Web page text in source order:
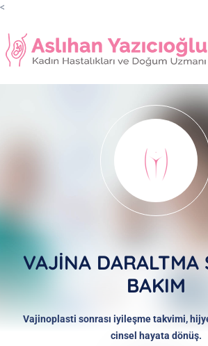
<
VAJİNA DARALTMA
BAKIM
Vajinoplasti sonrası iyileşme takvimi,
cinsel hayata dönüş.